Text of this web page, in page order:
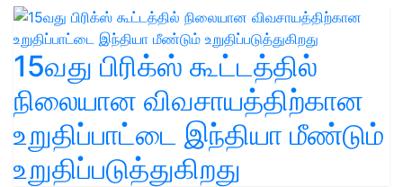
15வது பிரிக்ஸ் கூட்டத்தில்
நிலையான விவசாயத்திற்கான
உறுதிப்பாட்டை இந்தியா மீண்டும்
உறுதிப்படுத்துகிறது